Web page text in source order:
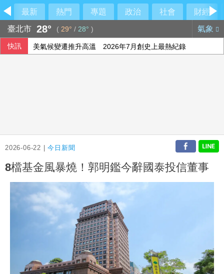
最新 熱門 專題 政治 社會
財經
臺北市 28° ( 29° / 28° ) 氣象
快訊 美氣候變遷推升高溫 2026年7月創史上最熱紀錄
2026-06-22 |今日新聞
8檔基金風暴燒！郭明鑑今辭國泰投信董事